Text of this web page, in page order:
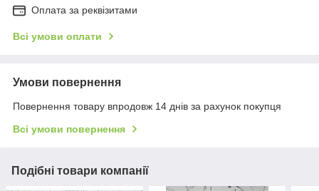
Оплата за реквізитами
Всі умови оплати
Умови повернення
Повернення товару впродовж 14 днів за рахунок покупця
Всі умови повернення
Подібні товари компанії